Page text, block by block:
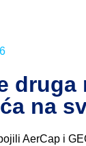
druga
na
AerCap i